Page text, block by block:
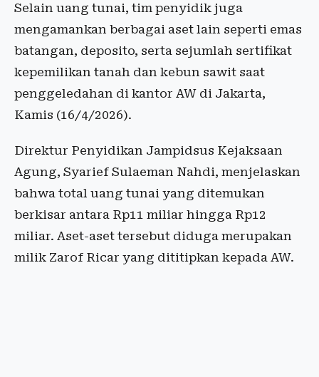
Selain uang tunai, tim penyidik juga
mengamankan berbagai aset lain seperti emas
batangan, deposito, serta sejumlah sertifikat
kepemilikan tanah dan kebun sawit saat
penggeledahan di kantor AW di Jakarta,
Kamis (16/4/2026).
Direktur Penyidikan Jampidsus Kejaksaan
Agung, Syarief Sulaeman Nahdi, menjelaskan
bahwa total uang tunai yang ditemukan
berkisar antara Rp11 miliar hingga Rp12
miliar. Aset-aset tersebut diduga merupakan
milik Zarof Ricar yang dititipkan kepada AW.